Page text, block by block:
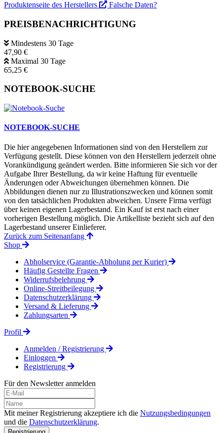
Produktenseite des Herstellers Falsche Daten?
PREISBENACHRICHTIGUNG
Mindestens 30 Tage
47,90 €
Maximal 30 Tage
65,25 €
NOTEBOOK-SUCHE
NOTEBOOK-SUCHE
Die hier angegebenen Informationen sind von den Herstellern zur
Verfügung gestellt. Diese können von den Herstellern jederzeit ohne
Vorankündigung geändert werden. Bitte informieren Sie sich vor der
Aufgabe Ihrer Bestellung, da wir keine Haftung für eventuelle
Änderungen oder Abweichungen übernehmen können. Die
Abbildungen dienen nur zu Illustrationszwecken und können somit
von den tatsächlichen Produkten abweichen. Unsere Firma verfügt
über keinen eigenen Lagerbestand. Ein Kauf ist erst nach einer
vorherigen Bestellung möglich. Die Artikelliste bezieht sich auf den
Lagerbestand unserer Einlieferer.
Zurück zum Seitenanfang
Shop
Abholservice (Garantie-Abholung per Kurier)
Häufig Gestellte Fragen
Widerrufsbelehrung
Online-Streitbeilegung
Datenschutzerklärung
Versand & Lieferung
Zahlungsarten
Profil
Anmelden / Registrierung
Einloggen
Registrierung
Für den Newsletter anmelden
Mit meiner Registrierung akzeptiere ich die Nutzungsbedingungen
und die Datenschutzerklärung.